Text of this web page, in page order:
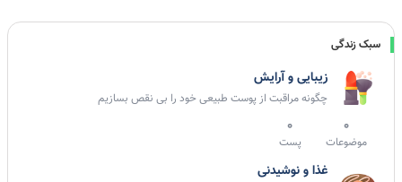
سبک زندگی
زیبایی و آرایش
چگونه مراقبت از پوست طبیعی خود را بی نقص بسازیم
0
موضوعات
0
پست
غذا و نوشیدنی